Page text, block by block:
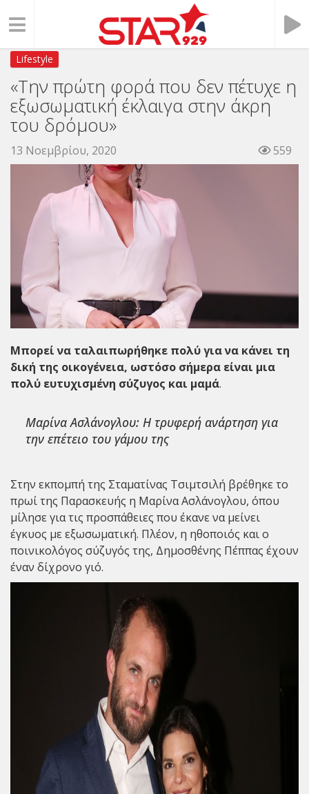
Lifestyle
«Την πρώτη φορά που δεν πέτυχε η
εξωσωματική έκλαιγα στην άκρη
του δρόμου»
13 Νοεμβρίου, 2020 559
Μπορεί να ταλαιπωρήθηκε πολύ για να κάνει τη
δική της οικογένεια, ωστόσο σήμερα είναι μια
πολύ ευτυχισμένη σύζυγος και μαμά.
Μαρίνα Ασλάνογλου: Η τρυφερή ανάρτηση για
την επέτειο του γάμου της
Στην εκπομπή της Σταματίνας Τσιμτσιλή βρέθηκε το
πρωί της Παρασκευής η Μαρίνα Ασλάνογλου, όπου
μίλησε για τις προσπάθειες που έκανε να μείνει
έγκυος με εξωσωματική. Πλέον, η ηθοποιός και ο
ποινικολόγος σύζυγός της, Δημοσθένης Πέππας έχουν
έναν δίχρονο γιό.